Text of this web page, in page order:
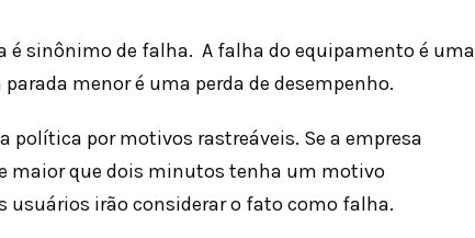
é sinônimo de falha. A falha do equipamento é uma
menor é uma perda de desempenho.
política por motivos rastreáveis. Se a empresa
maior que dois minutos tenha um motivo
irão considerar o fato como falha.